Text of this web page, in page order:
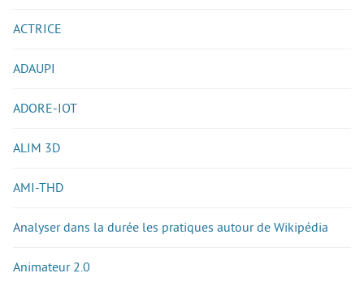
ACTRICE
ADAUPI
ADORE-IOT
ALIM 3D
AMI-THD
Analyser dans la durée les pratiques autour de Wikipédia
Animateur 2.0